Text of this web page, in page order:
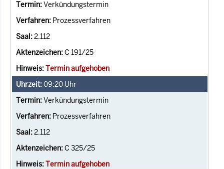
Verkündungstermin
Prozessverfahren
2.112
C 191/25
Termin aufgehoben
09:20 Uhr
Verkündungstermin
Prozessverfahren
2.112
C 325/25
Termin aufgehoben